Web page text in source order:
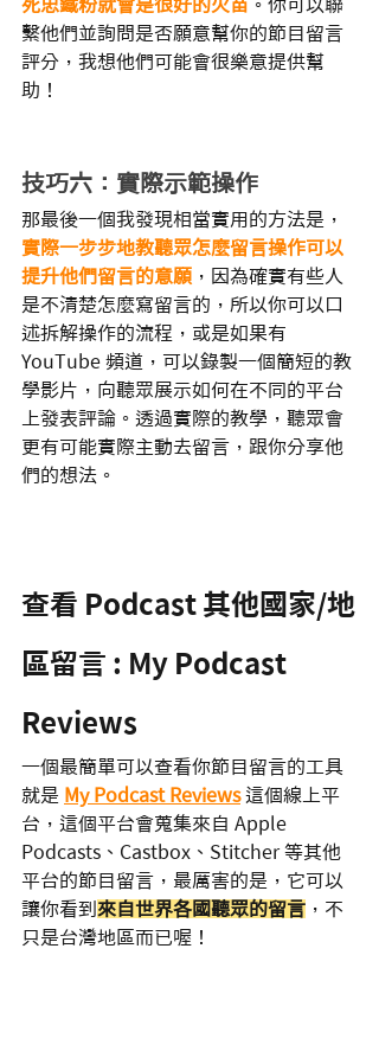
死忠鐵粉就會是很好的火苗 。你可以聯
繫他們並詢問是否願意幫你的節目留言
評分，我想他們可能會很樂意提供幫
助！
技巧六：實際示範操作
那最後一個我發現相當實用的方法是，
實際一步步地教聽眾怎麼留言操作可以
提升他們留言的意願 ，因為確實有些人
是不清楚怎麼寫留言的，所以你可以口
述拆解操作的流程，或是如果有
YouTube 頻道，可以錄製一個簡短的教
學影片，向聽眾展示如何在不同的平台
上發表評論。透過實際的教學，聽眾會
更有可能實際主動去留言，跟你分享他
們的想法。
查看 Podcast 其他國家/地
區留言 : My Podcast
Reviews
一個最簡單可以查看你節目留言的工具
就是 My Podcast Reviews 這個線上平
台，這個平台會蒐集來自 Apple
Podcasts、Castbox、Stitcher 等其他
平台的節目留言，最厲害的是，它可以
讓你看到 來自世界各國聽眾的留言 ，不
只是台灣地區而已喔！